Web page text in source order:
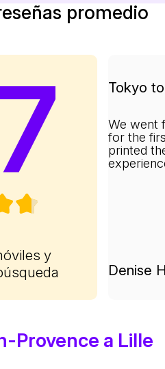
promedio
y
Tokyo
We went
for the
printed
Denise
Provence a Lille